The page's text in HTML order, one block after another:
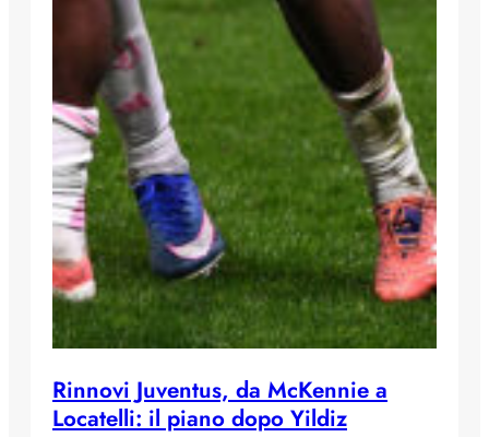
Rinnovi Juventus, da McKennie a
Locatelli: il piano dopo Yildiz